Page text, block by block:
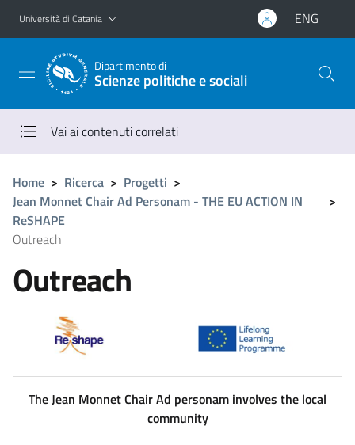
Vai al contenuto principale
Vai al menu di navigazione
Università di Catania ENG
Dipartimento di
Scienze politiche e sociali
Vai ai contenuti correlati
Home > Ricerca > Progetti >
Jean Monnet Chair Ad Personam - THE EU ACTION IN
ReSHAPE
>
Outreach
Outreach
The Jean Monnet Chair Ad personam involves the local
community